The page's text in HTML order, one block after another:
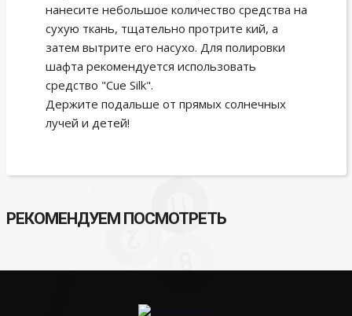
нанесите небольшое количество средства на
сухую ткань, тщательно протрите кий, а
затем вытрите его насухо. Для полировки
шафта рекомендуется использовать
средство "Cue Silk".
Держите подальше от прямых солнечных
лучей и детей!
РЕКОМЕНДУЕМ ПОСМОТРЕТЬ